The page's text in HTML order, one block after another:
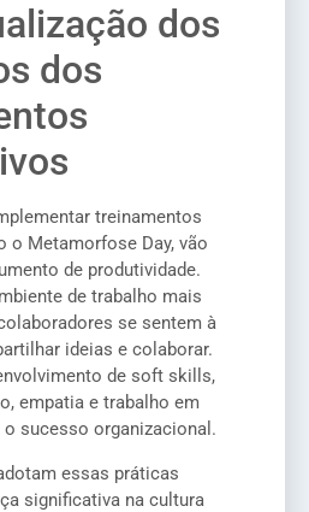
dos
dos
treinamentos
o Metamorfose Day, vão
de produtividade.
de trabalho mais
se sentem à
ideias e colaborar.
de soft skills,
empatia e trabalho em
o sucesso organizacional.
essas práticas
significativa na cultura